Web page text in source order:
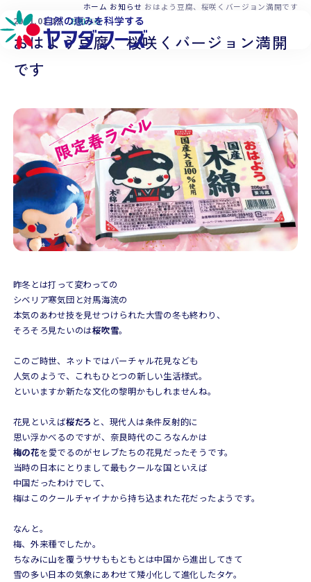
本文へ移動 ホーム お知らせ おはよう豆腐、桜咲くバージョン満開です
2021.03.19 お知らせ
おはよう豆腐、桜咲くバージョン満開
です
昨冬とは打って変わっての
シベリア寒気団と対馬海流の
本気のあわせ技を見せつけられた大雪の冬も終わり、
そろそろ見たいのは桜吹雪。
このご時世、ネットではバーチャル花見なども
人気のようで、これもひとつの新しい生活様式。
といいますか新たな文化の黎明かもしれませんね。
花見といえば桜だろ と、現代人は条件反射的に
思い浮かべるのですが、奈良時代のころなんかは
梅の花を愛でるのがセレブたちの花見だったそうです。
当時の日本にとりまして最もクールな国といえば
中国だったわけでして、
梅はこのクールチャイナから持ち込まれた花だったようです。
なんと。
梅、外来種でしたか。
ちなみに山を覆うササももともとは中国から進出してきて
雪の多い日本の気象にあわせて矮小化して進化したタケ。